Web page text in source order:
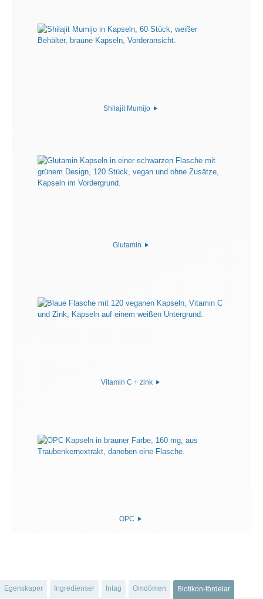
Shilajit Mumijo
Glutamin
Vitamin C + zink
OPC
Egenskaper Ingredienser Intag Omdömen Biotikon-fördelar